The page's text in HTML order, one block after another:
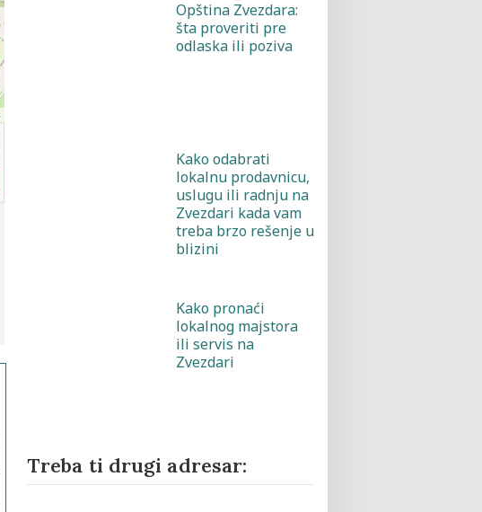
Opština Zvezdara:
šta proveriti pre
odlaska ili poziva
Kako odabrati
lokalnu prodavnicu,
uslugu ili radnju na
Zvezdari kada vam
treba brzo rešenje u
blizini
Kako pronaći
lokalnog majstora
ili servis na
Zvezdari
Treba ti drugi adresar: